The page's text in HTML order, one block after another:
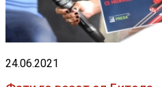
24.06.2021